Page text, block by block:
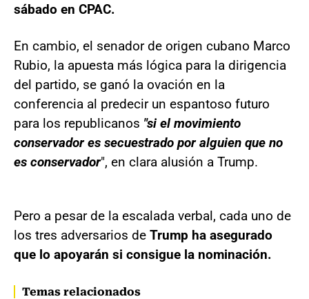
sábado en CPAC.
En cambio, el senador de origen cubano Marco
Rubio, la apuesta más lógica para la dirigencia
del partido, se ganó la ovación en la
conferencia al predecir un espantoso futuro
para los republicanos "si el movimiento
conservador es secuestrado por alguien que no
es conservador", en clara alusión a Trump.
Pero a pesar de la escalada verbal, cada uno de
los tres adversarios de Trump ha asegurado
que lo apoyarán si consigue la nominación.
Temas relacionados